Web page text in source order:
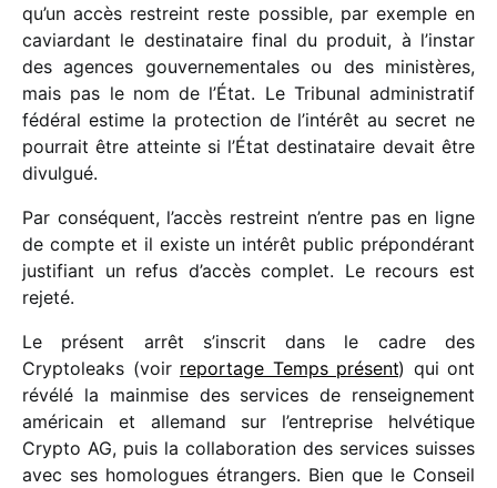
qu’un accès restreint reste possible, par exemple en
caviar­dant le desti­na­taire final du produit, à l’instar
des agences gouver­ne­men­tales ou des minis­tères,
mais pas le nom de l’État. Le Tribunal admi­nis­tra­tif
fédé­ral estime la protec­tion de l’intérêt au secret ne
pour­rait être atteinte si l’État desti­na­taire devait être
divulgué.
Par consé­quent, l’accès restreint n’entre pas en ligne
de compte et il existe un inté­rêt public prépon­dé­rant
justi­fiant un refus d’accès complet. Le recours est
rejeté.
Le présent arrêt s’inscrit dans le cadre des
Cryptoleaks (voir repor­tage Temps présent) qui ont
révélé la main­mise des services de rensei­gne­ment
améri­cain et alle­mand sur l’entreprise helvé­tique
Crypto AG, puis la colla­bo­ra­tion des services suisses
avec ses homo­logues étran­gers. Bien que le Conseil